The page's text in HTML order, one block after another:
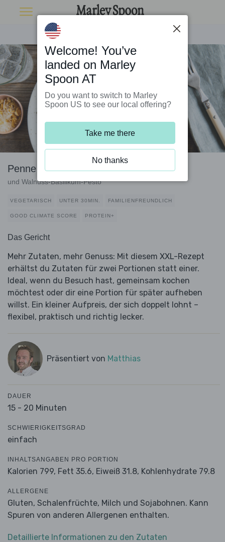
Penne mit vegetarischem Hähnchen
und Walnuss-Basilikum-Pesto
VEGETARISCH UNTER 30MIN. FAMILIENFREUNDLICH
GOOD CLIMATE SCORE PROTEIN+
Das Gericht
Mehr Zutaten, mehr Genuss: Mit diesem XXL-Rezept
erhältst du Zutaten für zwei Portionen statt einer.
Ideal, wenn du Besuch hast, gemeinsam kochen
möchtest oder dir eine Portion für später aufheben
willst. Ein kleiner Aufpreis, der sich doppelt lohnt –
flexibel, praktisch und richtig lecker.
Präsentiert von Matthias
DAUER
15 - 20 Minuten
SCHWIERIGKEITSGRAD
einfach
INHALTSANGABEN PRO PORTION
Kalorien 799, Fett 35.6, Eiweiß 31.8, Kohlenhydrate 79.8
ALLERGENE
Gluten, Schalenfrüchte, Milch und Sojabohnen. Kann
Spuren von anderen Allergenen enthalten.
Detaillierte Informationen zu den Zutaten
Welcome! You’ve
landed on Marley
Spoon AT
Do you want to switch to Marley
Spoon US to see our local offering?
Take me there
No thanks